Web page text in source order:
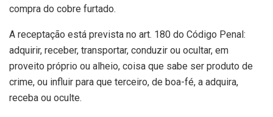
compra do cobre furtado.
A receptação está prevista no art. 180 do Código Penal:
adquirir, receber, transportar, conduzir ou ocultar, em
proveito próprio ou alheio, coisa que sabe ser produto de
crime, ou influir para que terceiro, de boa-fé, a adquira,
receba ou oculte.